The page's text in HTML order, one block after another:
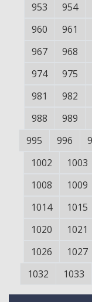
953
954
960
961
967
968
974
975
981
982
988
989
995
996
1002
1003
1008
1009
1014
1015
1020
1021
1026
1027
1032
1033